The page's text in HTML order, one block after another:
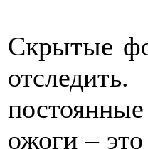
Скрытые
ожоги –